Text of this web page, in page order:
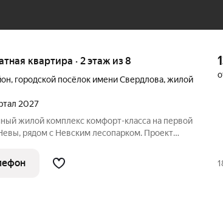
квартира · 2 этаж из 8
, городской посёлок имени Свердлова,жилой
2027
рядом с Невским лесопарком. Проект
захватывающие панорамные виды на реку.